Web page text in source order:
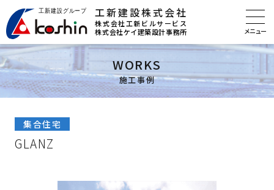
工新建設株式会社
株式会社工新ビルサービス
株式会社ケイ建築設計事務所
WORKS
施工事例
集合住宅
GLANZ